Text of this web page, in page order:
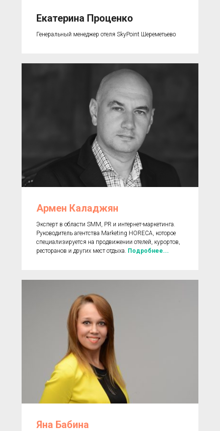
Екатерина Проценко
Генеральный менеджер отеля SkyPoint Шереметьево
Армен Каладжян
Эксперт в области SMM, PR и интернет-маркетинга.
Руководитель агентства Marketing HORECA, которое
специализируется на продвижении отелей, курортов,
ресторанов и других мест отдыха. Подробнее...
Яна Бабина